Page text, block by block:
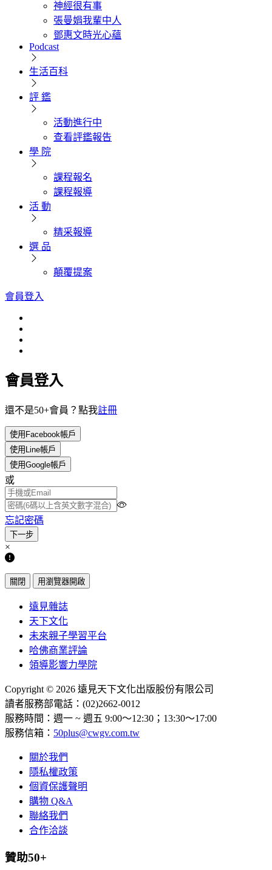
神經很有事
張曼娟我輩中人
鄧惠文時光心蘊
Podcast
生活百科
評 鑑
活動進行中
查看評鑑報告
學 院
課程報名
課程報導
活 動
精采報導
選 品
顛覆提案
會員登入
會員登入
還不是50+會員？點我註冊
使用Facebook帳戶
使用Line帳戶
使用Google帳戶
或
忘記密碼
×
關閉 用瀏覽器開啟
遠見雜誌
天下文化
未來親子學習平台
哈佛商業評論
領導影響力學院
Copyright © 2026 遠見天下文化出版股份有限公司
讀者服務部電話：(02)2662-0012
服務時間：週一 ~ 週五 9:00～12:30；13:30～17:00
服務信箱： 50plus@cwgv.com.tw
關於我們
隱私權政策
個資保護聲明
購物 Q&A
聯絡我們
合作洽談
贊助50+